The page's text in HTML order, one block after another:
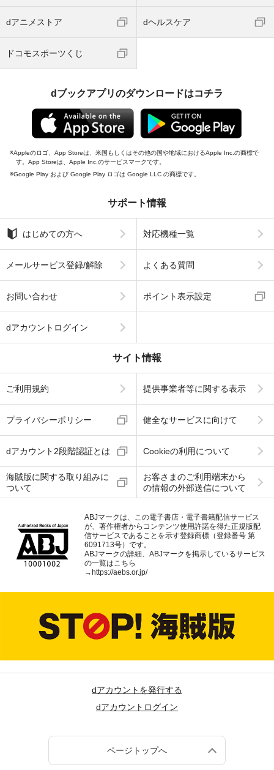
dアニメストア dヘルスケア
ドコモスポーツくじ
dブックアプリのダウンロードはコチラ
Appleのロゴ、App Storeは、米国もしくはその他の国や地域におけるApple Inc.の商標で
す。App Storeは、Apple Inc.のサービスマークです。
Google Play および Google Play ロゴは Google LLC の商標です。
サポート情報
はじめての方へ 対応機種一覧
メールサービス登録/解除 よくある質問
お問い合わせ ポイント表示設定
dアカウントログイン
サイト情報
ご利用規約 提供事業者等に関する表示
プライバシーポリシー 健全なサービスに向けて
dアカウント2段階認証とは Cookieの利用について
海賊版に関する取り組みに
ついて
お客さまのご利用端末から
の情報の外部送信について
ABJマークは、この電子書店・電子書籍配信サービス
が、著作権者からコンテンツ使用許諾を得た正規版配
信サービスであることを示す登録商標（登録番号 第
6091713号）です。
ABJマークの詳細、ABJマークを掲示しているサービス
の一覧はこちら
→ https://aebs.or.jp/
dアカウントを発行する
dアカウントログイン
ページトップへ